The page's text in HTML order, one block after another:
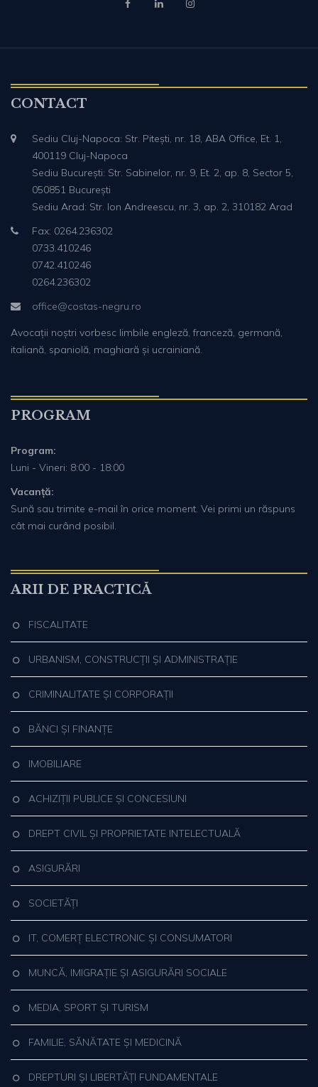
CONTACT
Sediu Cluj-Napoca: Str. Pitești, nr. 18, ABA Office, Et. 1,
400119 Cluj-Napoca
Sediu București: Str. Sabinelor, nr. 9, Et. 2, ap. 8, Sector 5,
050851 București
Sediu Arad: Str. Ion Andreescu, nr. 3, ap. 2, 310182 Arad
Fax: 0264.236302
0733.410246
0742.410246
0264.236302
office@costas-negru.ro
Avocații noștri vorbesc limbile engleză, franceză, germană,
italiană, spaniolă, maghiară și ucrainiană.
PROGRAM
Program:
Luni - Vineri: 8:00 - 18:00
Vacanță:
Sună sau trimite e-mail în orice moment. Vei primi un răspuns
cât mai curând posibil.
ARII DE PRACTICĂ
FISCALITATE
URBANISM, CONSTRUCȚII ȘI ADMINISTRAȚIE
CRIMINALITATE ȘI CORPORAȚII
BĂNCI ȘI FINANȚE
IMOBILIARE
ACHIZIȚII PUBLICE ȘI CONCESIUNI
DREPT CIVIL ȘI PROPRIETATE INTELECTUALĂ
ASIGURĂRI
SOCIETĂȚI
IT, COMERȚ ELECTRONIC ȘI CONSUMATORI
MUNCĂ, IMIGRAȚIE ȘI ASIGURĂRI SOCIALE
MEDIA, SPORT ȘI TURISM
FAMILIE, SĂNĂTATE ȘI MEDICINĂ
DREPTURI ȘI LIBERTĂȚI FUNDAMENTALE